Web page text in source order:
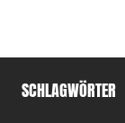
SCHLAGWÖRTER